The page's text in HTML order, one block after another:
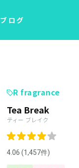
ブログ
R fragrance
Tea Break
ティー ブレイク
4.06 (1,457件)